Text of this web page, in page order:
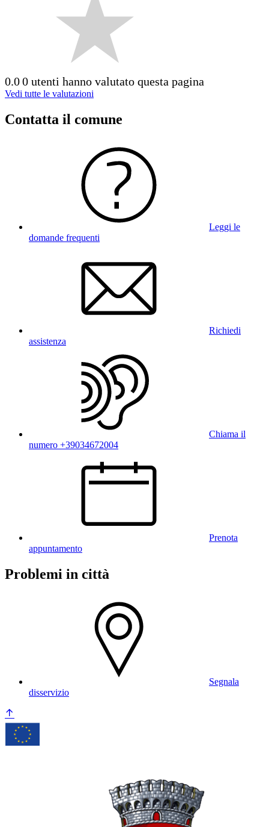
0.00 utenti hanno valutato questa pagina
Vedi tutte le valutazioni
Contatta il comune
Leggi le
domande frequenti
Richiedi
assistenza
Chiama il
numero +39034672004
Prenota
appuntamento
Problemi in città
Segnala
disservizio